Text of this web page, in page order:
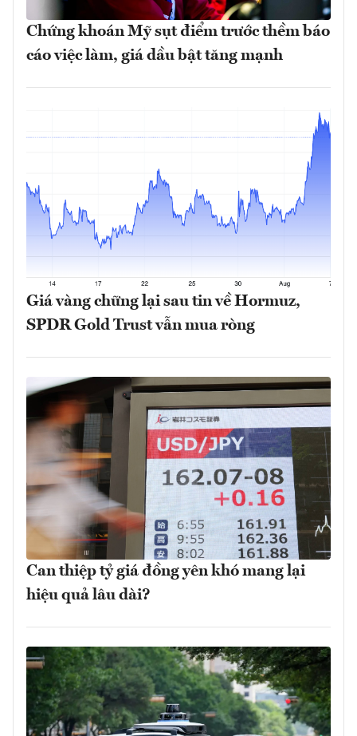
Chứng khoán Mỹ sụt điểm trước thềm báo
cáo việc làm, giá dầu bật tăng mạnh
Giá vàng chững lại sau tin về Hormuz,
SPDR Gold Trust vẫn mua ròng
Can thiệp tỷ giá đồng yên khó mang lại
hiệu quả lâu dài?